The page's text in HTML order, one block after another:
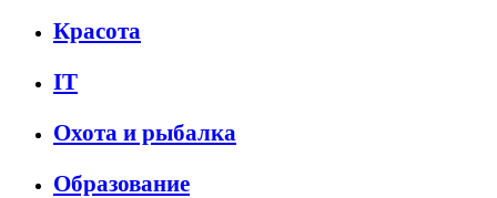
Красота
IT
Охота и рыбалка
Образование